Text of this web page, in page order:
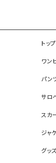
トッ
ワン
パン
サロ
スカ
ジャ
グッ